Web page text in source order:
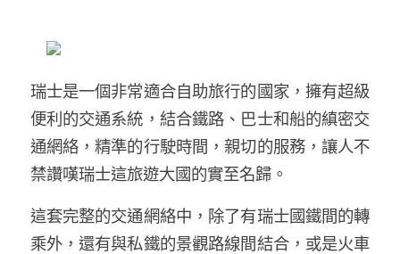
瑞士是一個非常適合自助旅行的國家，擁有超級
便利的交通系統，結合鐵路、巴士和船的縝密交
通網絡，精準的行駛時間，親切的服務，讓人不
禁讚嘆瑞士這旅遊大國的實至名歸。
這套完整的交通網絡中，除了有瑞士國鐵間的轉
乘外，還有與私鐵的景觀路線間結合，或是火車